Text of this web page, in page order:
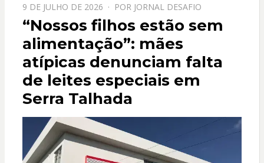
PPOSTADO
EM
9 DE JULHO DE 2026 POR JORNAL DESAFIO
“Nossos filhos estão sem
alimentação”: mães
atípicas denunciam falta
de leites especiais em
Serra Talhada